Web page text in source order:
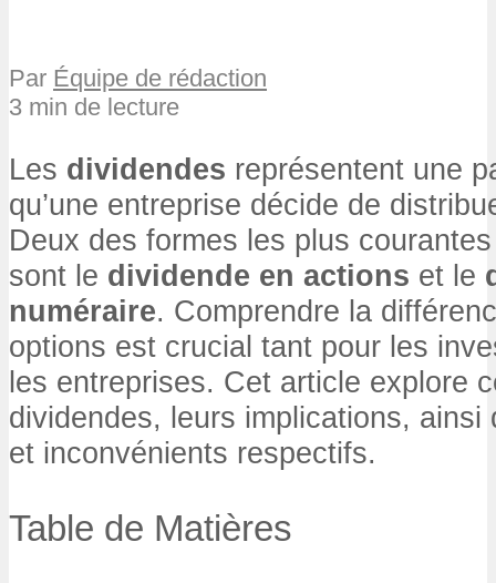
Par Équipe de rédaction
3 min de lecture
Les dividendes représentent une
qu’une entreprise décide de
Deux des formes les plus
sont le dividende en actions et le
numéraire. Comprendre la
options est crucial tant pour les
les entreprises. Cet article explore
dividendes, leurs implications, ainsi
et inconvénients respectifs.
Table de Matières